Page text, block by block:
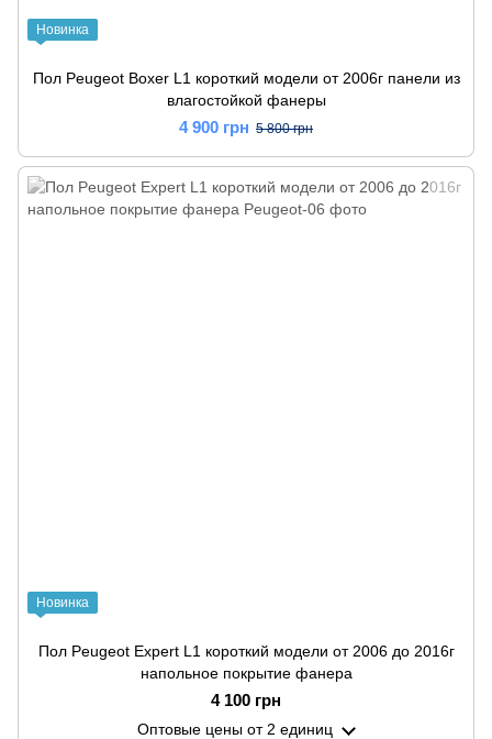
Новинка
Пол Peugeot Boxer L1 короткий модели от 2006г панели из
влагостойкой фанеры
4 900 грн 5 800 грн
Новинка
Пол Peugeot Expert L1 короткий модели от 2006 до 2016г
напольное покрытие фанера
4 100 грн
Оптовые ценыот 2 единиц